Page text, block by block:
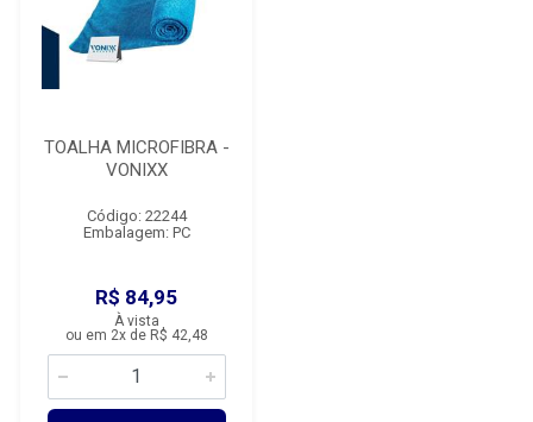
TOALHA MICROFIBRA -
VONIXX
Código: 22244
Embalagem: PC
R$ 84,95
À vista
ou em 2x de R$ 42,48